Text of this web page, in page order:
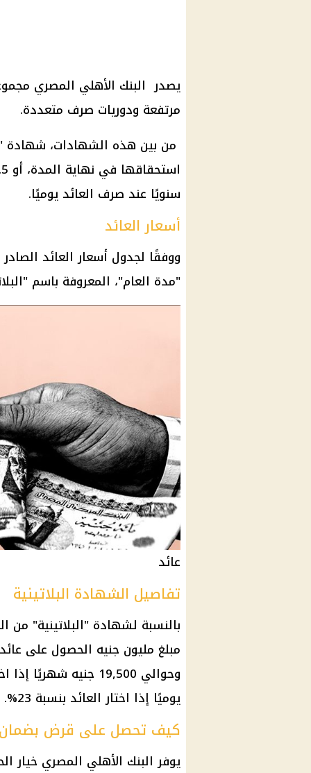
يصدر البنك الأهلي المصري
مرتفعة ودوريات صرف متعددة.
سنويًا عند صرف العائد يوميًا.
أسعار العائد
ووفقًا لجدول أسعار العائد
"مدة العام"، المعروفة باسم
عائد
تفاصيل الشهادة البلاتينية
بالنسبة لشهادة "البلاتينية"
يوميًا إذا اختار العائد بنسبة 23%.
كيف تحصل على قرض بضمان
يوفر البنك الأهلي المصري